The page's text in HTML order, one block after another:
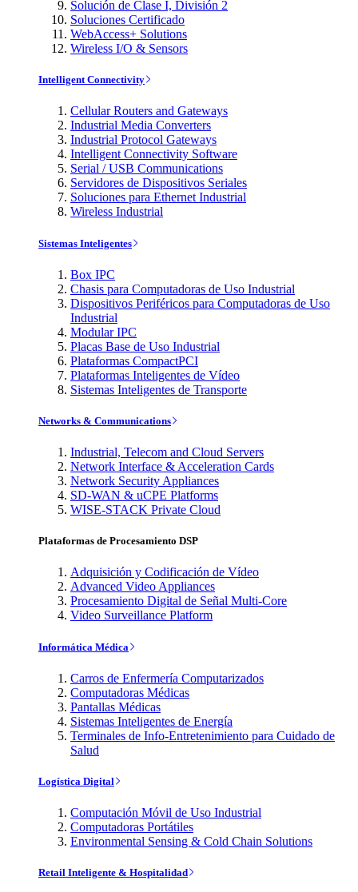
Solución de Clase I, División 2
Soluciones Certificado
WebAccess+ Solutions
Wireless I/O & Sensors
Intelligent Connectivity
Cellular Routers and Gateways
Industrial Media Converters
Industrial Protocol Gateways
Intelligent Connectivity Software
Serial / USB Communications
Servidores de Dispositivos Seriales
Soluciones para Ethernet Industrial
Wireless Industrial
Sistemas Inteligentes
Box IPC
Chasis para Computadoras de Uso Industrial
Dispositivos Periféricos para Computadoras de Uso
Industrial
Modular IPC
Placas Base de Uso Industrial
Plataformas CompactPCI
Plataformas Inteligentes de Vídeo
Sistemas Inteligentes de Transporte
Networks & Communications
Industrial, Telecom and Cloud Servers
Network Interface & Acceleration Cards
Network Security Appliances
SD-WAN & uCPE Platforms
WISE-STACK Private Cloud
Plataformas de Procesamiento DSP
Adquisición y Codificación de Vídeo
Advanced Video Appliances
Procesamiento Digital de Señal Multi-Core
Video Surveillance Platform
Informática Médica
Carros de Enfermería Computarizados
Computadoras Médicas
Pantallas Médicas
Sistemas Inteligentes de Energía
Terminales de Info-Entretenimiento para Cuidado de
Salud
Logística Digital
Computación Móvil de Uso Industrial
Computadoras Portátiles
Environmental Sensing & Cold Chain Solutions
Retail Inteligente & Hospitalidad